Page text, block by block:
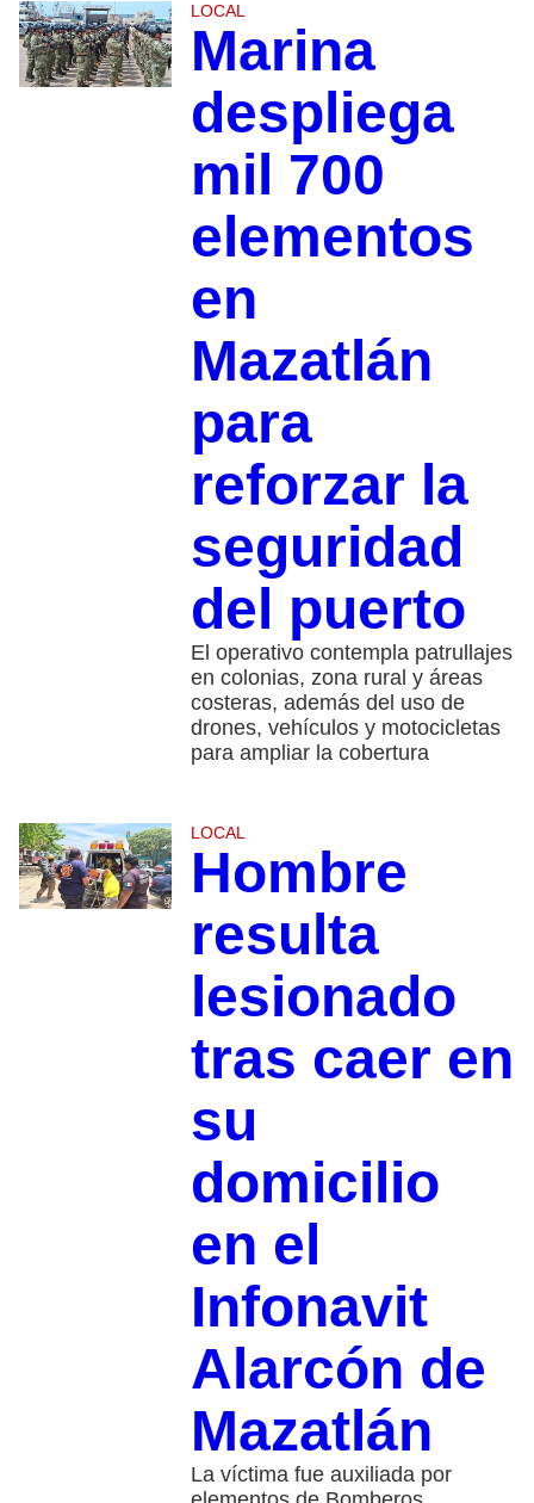
LOCAL
Marina
despliega
mil 700
elementos
en
Mazatlán
para
reforzar la
seguridad
del puerto
El operativo contempla patrullajes
en colonias, zona rural y áreas
costeras, además del uso de
drones, vehículos y motocicletas
para ampliar la cobertura
LOCAL
Hombre
resulta
lesionado
tras caer en
su
domicilio
en el
Infonavit
Alarcón de
Mazatlán
La víctima fue auxiliada por